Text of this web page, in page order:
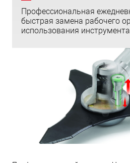
Профессиональная
быстрая замена рабочего
использования инструмента.